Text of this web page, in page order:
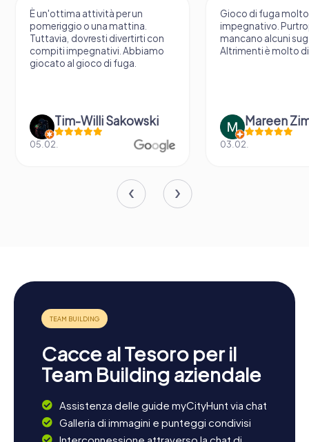
È un'ottima attività per un
pomeriggio o una mattina.
Tuttavia, dovresti divertirti con
compiti impegnativi. Abbiamo
giocato al gioco di fuga.
Tim-Willi Sakowski
05.02.
Gioco di fuga molto
impegnativo.
mancano alcuni
Altrimenti è molto
Mareen
03.02.
Cacce al Tesoro per il
Team Building aziendale
Assistenza delle guide myCityHunt via chat
Galleria di immagini e punteggi condivisi